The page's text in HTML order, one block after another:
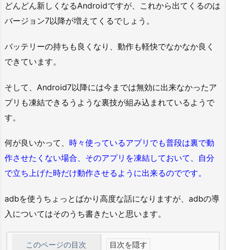
どんどん新しくなるAndroidですが、これから出てくるのは
バージョン7以降が増えてくるでしょう。
バッテリーの持ちも良くなり、動作も軽快でなかなか良く
できています。
そして、Android7以降には今までは無効に出来なかったア
プリも凍結できるうような裏技が組み込まれているようで
す。
何が良いかって、 時々使っているアプリでも普段は裏で動
作させたくない場合、そのアプリを凍結しておいて、自分
で立ち上げた時だけ動作させるように出来るのでです。
adbを使うちょっとばかり高度な話になりますが、adbの導
入についてはそのうち書きたいと思います。
このページの目次